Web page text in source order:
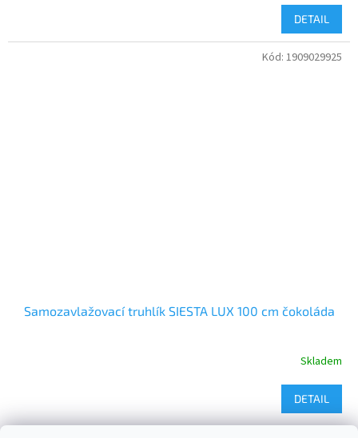
DETAIL
Samozavlažovací truhlík SIESTA LUX 100 cm čokoláda
Skladem
DETAIL
Kód: 1909029925